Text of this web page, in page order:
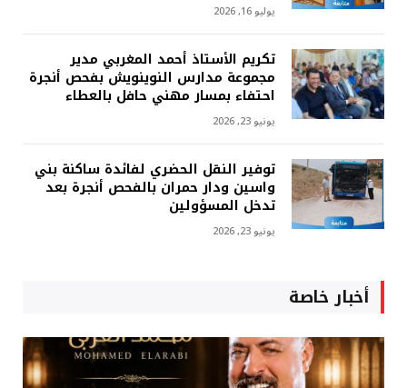
يوليو 16, 2026
تكريم الأستاذ أحمد المغربي مدير
مجموعة مدارس النوينويش بفحص أنجرة
احتفاء بمسار مهني حافل بالعطاء
يونيو 23, 2026
توفير النقل الحضري لفائدة ساكنة بني
واسين ودار حمران بالفحص أنجرة بعد
تدخل المسؤولين
يونيو 23, 2026
أخبار خاصة